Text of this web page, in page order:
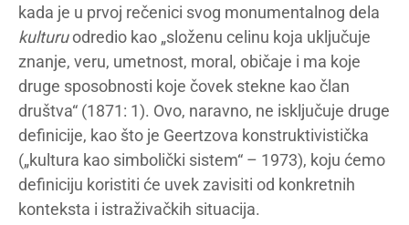
kada je u prvoj rečenici svog monumentalnog dela
kulturuodredio kao „složenu celinu koja uključuje
znanje, veru, umetnost, moral, običaje i ma koje
druge sposobnosti koje čovek stekne kao član
društva“ (1871: 1). Ovo, naravno, ne isključuje druge
definicije, kao što je Geertzova konstruktivistička
(„kultura kao simbolički sistem“ – 1973), koju ćemo
definiciju koristiti će uvek zavisiti od konkretnih
konteksta i istraživačkih situacija.